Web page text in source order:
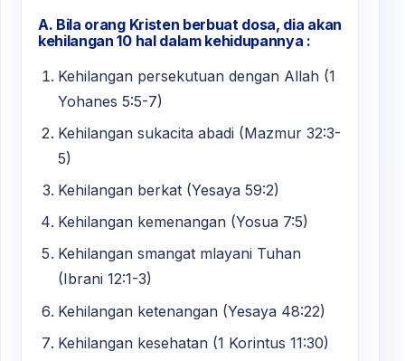
A. Bila orang Kristen berbuat dosa, dia akan
kehilangan 10 hal dalam kehidupannya :
Kehilangan persekutuan dengan Allah (1
Yohanes 5:5-7)
Kehilangan sukacita abadi (Mazmur 32:3-
5)
Kehilangan berkat (Yesaya 59:2)
Kehilangan kemenangan (Yosua 7:5)
Kehilangan smangat mlayani Tuhan
(Ibrani 12:1-3)
Kehilangan ketenangan (Yesaya 48:22)
Kehilangan kesehatan (1 Korintus 11:30)